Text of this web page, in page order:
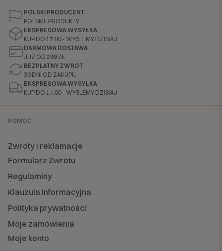
POLSKI PRODUCENT
POLSKIE PRODUKTY
EKSPRESOWA WYSYŁKA
KUP DO 17:00 - WYŚLEMY DZISIAJ
DARMOWA DOSTAWA
JUŻ OD 299 ZŁ
BEZPŁATNY ZWROT
30 DNI OD ZAKUPU
EKSPRESOWA WYSYŁKA
KUP DO 17:00 - WYŚLEMY DZISIAJ
POMOC
Zwroty i reklamacje
Formularz Zwrotu
Regulaminy
Klauzula informacyjna
Polityka prywatności
Moje zamówienia
Moje konto